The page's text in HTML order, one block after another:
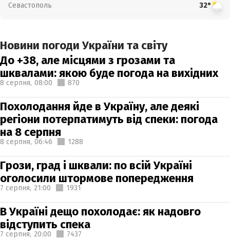
Севастополь 32°
Новини погоди України та світу
До +38, але місцями з грозами та
шквалами: якою буде погода на вихідних
8 серпня, 08:00 870
Похолодання йде в Україну, але деякі
регіони потерпатимуть від спеки: погода
на 8 серпня
8 серпня, 06:46 1288
Грози, град і шквали: по всій Україні
оголосили штормове попередження
7 серпня, 21:00 1931
В Україні дещо похолодає: як надовго
відступить спека
7 серпня, 20:00 7437